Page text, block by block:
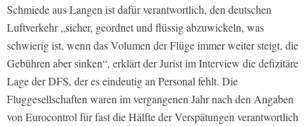
Schmiede aus Langen ist dafür verantwortlich, den deutschen
Luftverkehr „sicher, geordnet und flüssig abzuwickeln, was
schwierig ist, wenn das Volumen der Flüge immer weiter steigt, die
Gebühren aber sinken“, erklärt der Jurist im Interview die defizitäre
Lage der DFS, der es eindeutig an Personal fehlt. Die
Fluggesellschaften waren im vergangenen Jahr nach den Angaben
von Eurocontrol für fast die Hälfte der Verspätungen verantwortlich